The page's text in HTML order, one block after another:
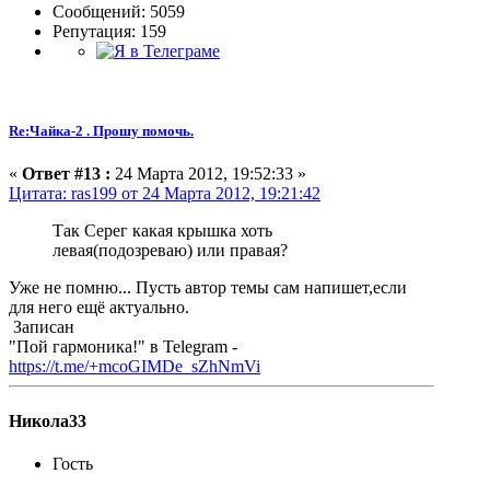
Сообщений: 5059
Репутация: 159
Re:Чайка-2 . Прошу помочь.
« Ответ #13 : 24 Марта 2012, 19:52:33 »
Цитата: ras199 от 24 Марта 2012, 19:21:42
Так Серег какая крышка хоть
левая(подозреваю) или правая?
Уже не помню... Пусть автор темы сам напишет,если
для него ещё актуально.
Записан
"Пой гармоника!" в Telegram -
https://t.me/+mcoGIMDe_sZhNmVi
Никола33
Гость